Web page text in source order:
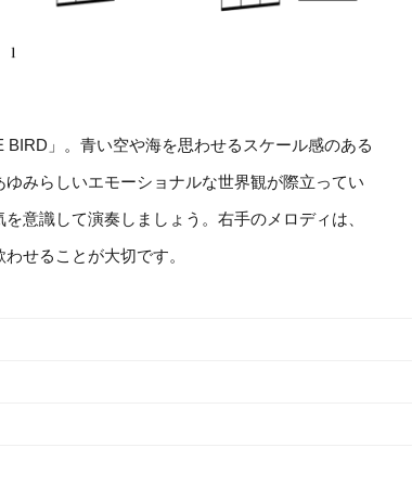
」。青い空や海を思わせるスケール感のある
みらしいエモーショナルな世界観が際立ってい
意識して演奏しましょう。右手のメロディは、
せることが大切です。